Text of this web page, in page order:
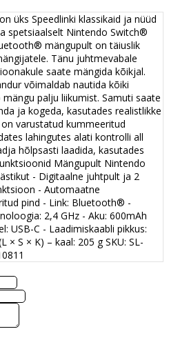
üks Speedlinki klassikaid ja nüüd
spetsiaalselt Nintendo Switch®
mängupult on täiuslik
Tänu juhtmevabale
saate mängida kõikjal.
võimaldab nautida kõiki
palju liikumist. Samuti saate
ja kogeda, kasutades realistlikke
varustatud kummeeritud
lahingutes alati kontrolli all
hõlpsasti laadida, kasutades
Mängupult Nintendo
- Digitaalne juhtpult ja 2
- Automaatne
pind - Link: Bluetooth® -
2,4 GHz - Aku: 600mAh
USB-C - Laadimiskaabli pikkus:
× S × K) – kaal: 205 g SKU: SL-